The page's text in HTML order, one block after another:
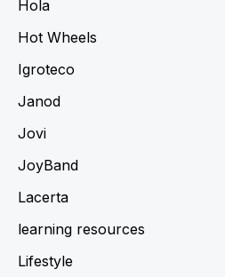
Hola
Hot Wheels
Igroteco
Janod
Jovi
JoyBand
Lacerta
learning resources
Lifestyle